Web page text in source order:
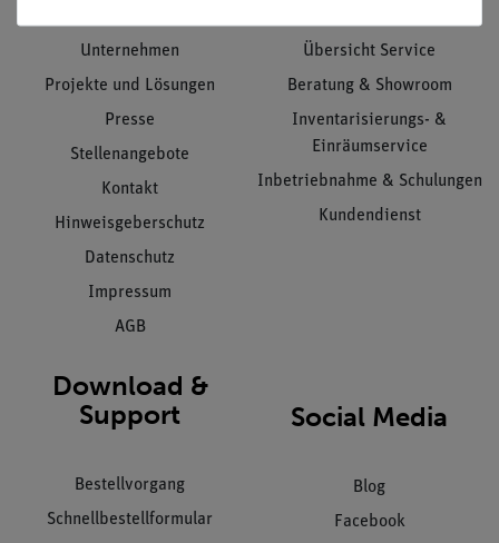
Unternehmen
Projekte und Lösungen
Presse
Stellenangebote
Kontakt
Hinweisgeberschutz
Datenschutz
Impressum
AGB
Übersicht Service
Beratung & Showroom
Inventarisierungs- &
Einräumservice
Inbetriebnahme & Schulungen
Kundendienst
Download &
Support
Bestellvorgang
Schnellbestellformular
Social Media
Blog
Facebook